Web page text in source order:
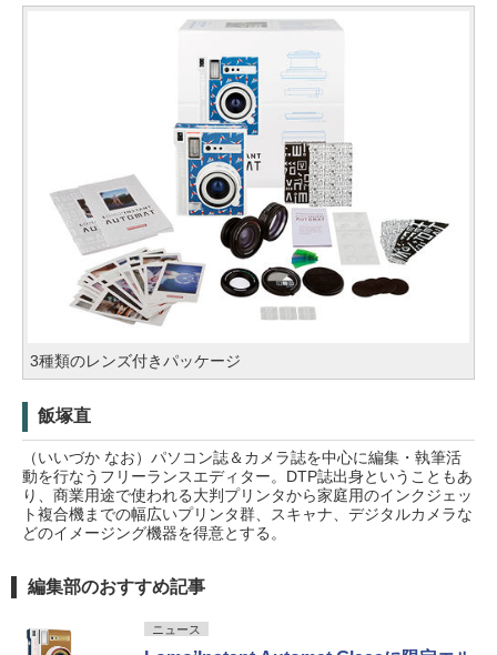
3種類のレンズ付きパッケージ
飯塚直
（いいづか なお）パソコン誌＆カメラ誌を中心に編集・執筆活
動を行なうフリーランスエディター。DTP誌出身ということもあ
り、商業用途で使われる大判プリンタから家庭用のインクジェッ
ト複合機までの幅広いプリンタ群、スキャナ、デジタルカメラな
どのイメージング機器を得意とする。
編集部のおすすめ記事
ニュース